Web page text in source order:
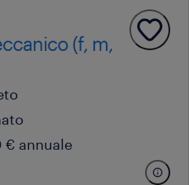
(f, m,
€ annuale